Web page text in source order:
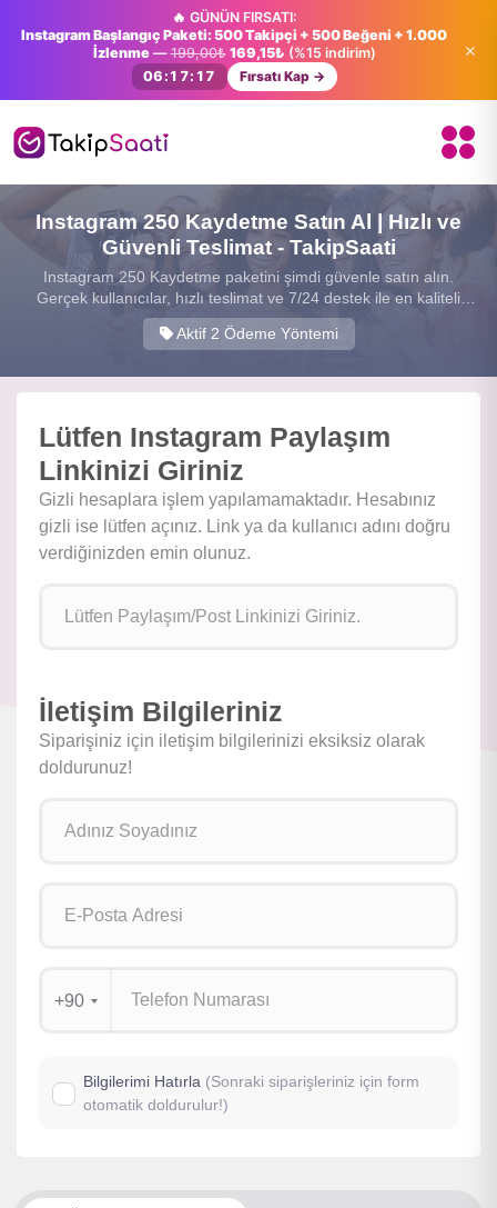
🔥 GÜNÜN FIRSATI:
Instagram Başlangıç Paketi: 500 Takipçi + 500 Beğeni + 1.000
İzlenme—199,00₺ 169,15₺ (%15 indirim)
06:17:16
Fırsatı Kap →
×
Instagram 250 Kaydetme Satın Al | Hızlı ve
Güvenli Teslimat - TakipSaati
Instagram 250 Kaydetme paketini şimdi güvenle satın alın.
Gerçek kullanıcılar, hızlı teslimat ve 7/24 destek ile en kaliteli
sosyal medya hizmetini sunuyoruz.
Aktif 2 Ödeme Yöntemi
Lütfen Instagram Paylaşım
Linkinizi Giriniz
Gizli hesaplara işlem yapılamamaktadır. Hesabınız
gizli ise lütfen açınız. Link ya da kullanıcı adını doğru
verdiğinizden emin olunuz.
İletişim Bilgileriniz
Siparişiniz için iletişim bilgilerinizi eksiksiz olarak
doldurunuz!
+90
Bilgilerimi Hatırla (Sonraki siparişleriniz için form
otomatik doldurulur!)